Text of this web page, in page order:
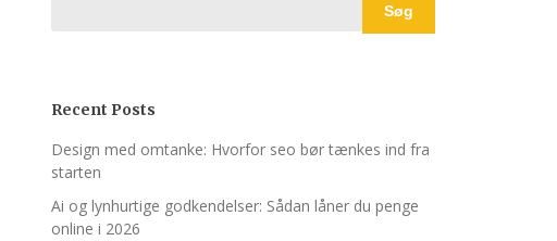
Søg
Recent Posts
Design med omtanke: Hvorfor seo bør tænkes ind fra
starten
Ai og lynhurtige godkendelser: Sådan låner du penge
online i 2026